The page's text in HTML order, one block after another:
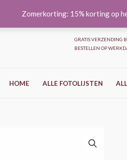
Zomerkorting: 15% korting op
GRATIS VERZENDING
BESTELLEN OP
HOME ALLE FOTOLIJSTEN